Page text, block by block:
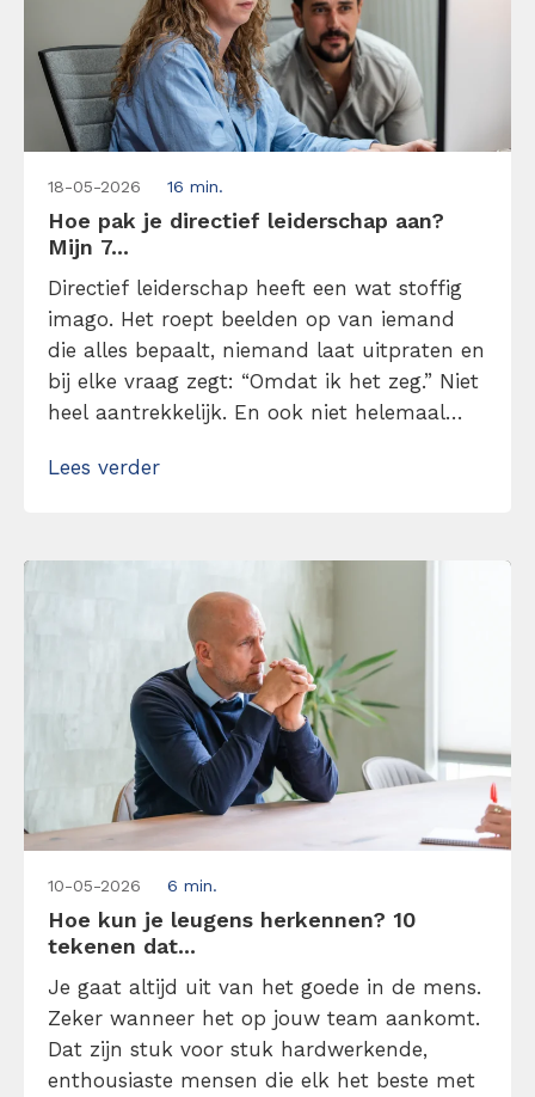
18-05-2026 16 min.
Hoe pak je directief leiderschap aan?
Mijn 7...
Directief leiderschap heeft een wat stoffig
imago. Het roept beelden op van iemand
die alles bepaalt, niemand laat uitpraten en
bij elke vraag zegt: “Omdat ik het zeg.” Niet
heel aantrekkelijk. En ook niet helemaal
leiderschap niet om macht, maar om
zonder […]
Lees verder
10-05-2026 6 min.
Hoe kun je leugens herkennen? 10
tekenen dat...
Je gaat altijd uit van het goede in de mens.
Zeker wanneer het op jouw team aankomt.
Dat zijn stuk voor stuk hardwerkende,
enthousiaste mensen die elk het beste met